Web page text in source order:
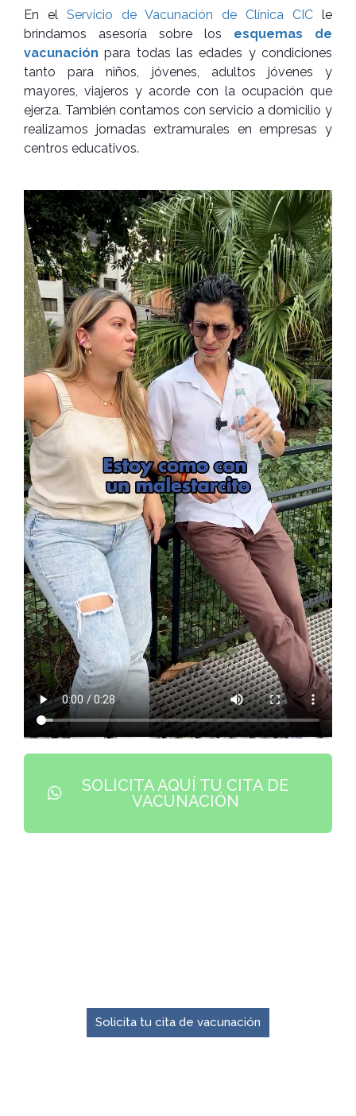
En el Servicio de Vacunación de Clínica CIC le
brindamos asesoría sobre los esquemas de
vacunación para todas las edades y condiciones
tanto para niños, jóvenes, adultos jóvenes y
mayores, viajeros y acorde con la ocupación que
ejerza. También contamos con servicio a domicilio y
realizamos jornadas extramurales en empresas y
centros educativos.
SOLICITA AQUÍ TU CITA DE
VACUNACIÓN
Solicita tu cita de vacunación